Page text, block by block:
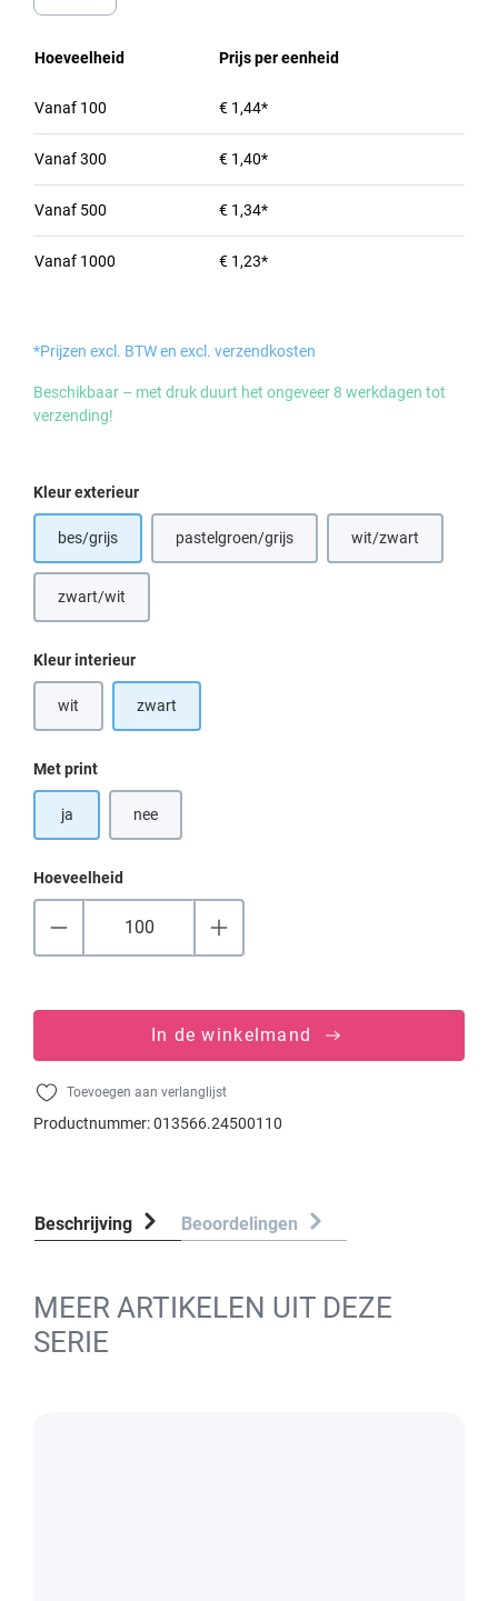
Hoeveelheid Prijs per eenheid
Vanaf 100 € 1,44*
Vanaf300 € 1,40*
Vanaf 500 € 1,34*
Vanaf 1000 € 1,23*
*Prijzen excl. BTW en excl. verzendkosten
Beschikbaar – met druk duurt het ongeveer 8 werkdagen tot
verzending!
Selecteer
Kleur exterieur
bes/grijs pastelgroen/grijs wit/zwart
zwart/wit(Deze optie is momenteel niet beschikbaar.)
Selecteer
Kleur interieur
wit(Deze optie is momenteel niet beschikbaar.)
zwart
Selecteer
Met print
ja nee
Hoeveelheid
In de winkelmand
Toevoegen aan verlanglijst
Productnummer:013566.24500110
Beschrijving Beoordelingen
MEER ARTIKELEN UIT DEZE
SERIE